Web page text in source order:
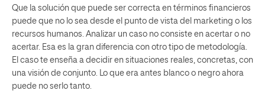
Que la solución que puede ser correcta en términos financieros
puede que no lo sea desde el punto de vista del marketing o los
recursos humanos. Analizar un caso no consiste en acertar o no
acertar. Esa es la gran diferencia con otro tipo de metodología.
El caso te enseña a decidir en situaciones reales, concretas, con
una visión de conjunto. Lo que era antes blanco o negro ahora
puede no serlo tanto.